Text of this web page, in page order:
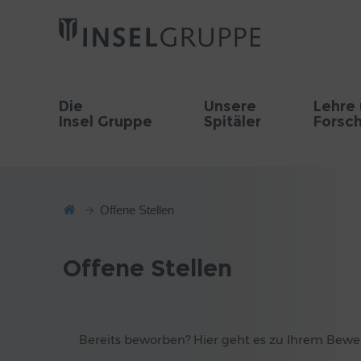
Die
Insel Gruppe
Unsere
Spitäler
Lehre
Offene Stellen
Offene Stellen